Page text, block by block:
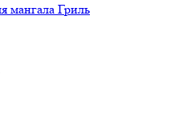
мангала Гриль